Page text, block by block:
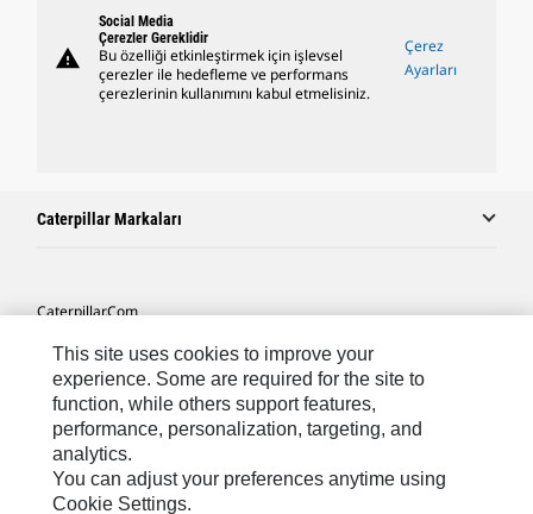
warning
Social Media
Çerezler Gereklidir
Bu özelliği etkinleştirmek için işlevsel
çerezler ile hedefleme ve performans
çerezlerinin kullanımını kabul etmelisiniz.
Çerez
Ayarları
Caterpillar Markaları
Caterpillar.com
Caterpillar Müşteri Hizmetleri Ve Iletişim
Site Haritası
Cookie Settings
Yasal
Gizlilik
This site uses cookies to improve your
experience. Some are required for the site to
function, while others support features,
performance, personalization, targeting, and
analytics.
You can adjust your preferences anytime using
Cookie Settings.